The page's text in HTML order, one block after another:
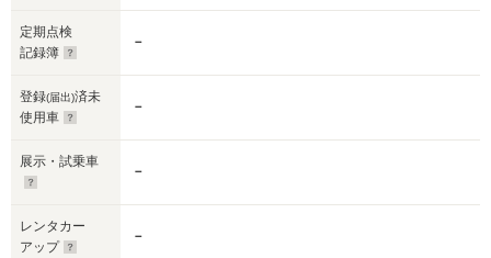
定期点検
記録簿
－
登録(届出)済未
使用車
－
展示・試乗車
－
レンタカー
アップ
－